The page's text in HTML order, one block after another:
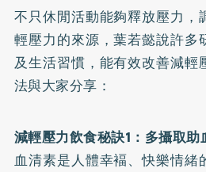
不只休閒活動能夠釋放壓力，
輕壓力的來源，葉若懿說許多
及生活習慣，能有效改善減輕
法與大家分享：
減輕壓力飲食秘訣1：多攝取
血清素是人體幸褔、快樂情緒